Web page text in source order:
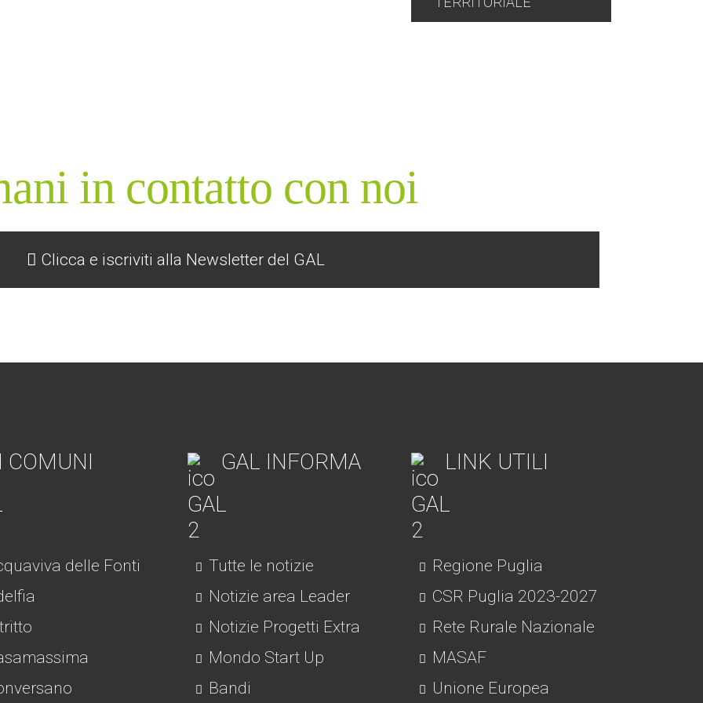
in contatto con noi
Clicca e iscriviti alla Newsletter del GAL
COMUNI
delle Fonti
GAL INFORMA
Tutte le notizie
Notizie area Leader
Notizie Progetti Extra
Mondo Start Up
Bandi
LINK UTILI
Regione Puglia
CSR Puglia 2023-2027
Rete Rurale Nazionale
MASAF
Unione Europea